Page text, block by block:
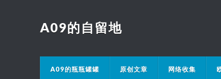
A09的自留地
A09的瓶瓶罐罐 原创文章 网络收集